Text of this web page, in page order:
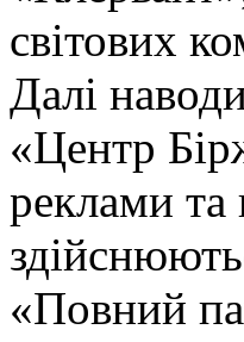
світових
Далі
«Центр
реклами та
«Повний